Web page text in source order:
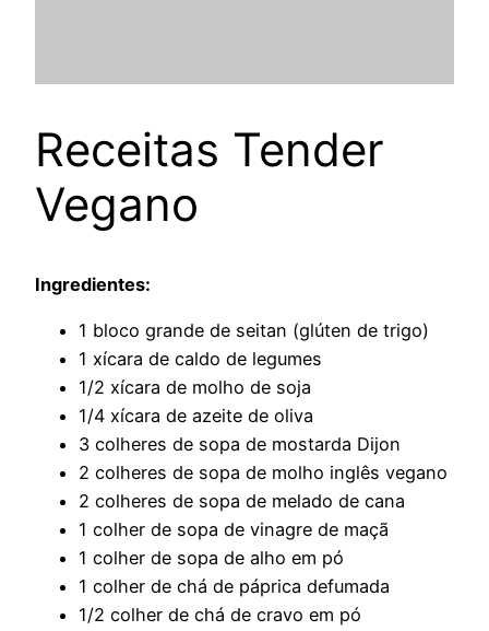
Receitas Tender
Vegano
Ingredientes:
1 bloco grande de seitan (glúten de trigo)
1 xícara de caldo de legumes
1/2 xícara de molho de soja
1/4 xícara de azeite de oliva
3 colheres de sopa de mostarda Dijon
2 colheres de sopa de molho inglês vegano
2 colheres de sopa de melado de cana
1 colher de sopa de vinagre de maçã
1 colher de sopa de alho em pó
1 colher de chá de páprica defumada
1/2 colher de chá de cravo em pó